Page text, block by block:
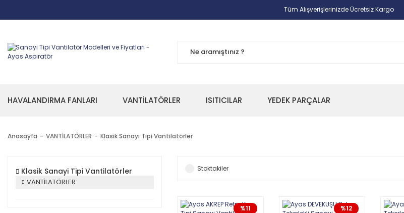
Tüm Alışverişlerinizde Ücretsiz Kargo
HAVALANDIRMA FANLARI VANTİLATÖRLER ISITICILAR YEDEK PARÇALAR
Anasayfa VANTİLATÖRLER Klasik Sanayi Tipi Vantilatörler
Klasik Sanayi Tipi Vantilatörler
VANTİLATÖRLER
Stoktakiler
%11 %12